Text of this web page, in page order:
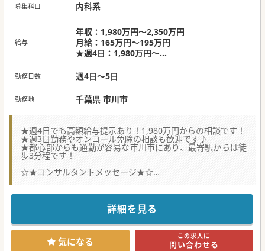
募集科目 内科系
給与
年収：1,980万円～2,350万円
月給：165万円～195万円
★週4日：1,980万円～
★週5日：2,350万円～
勤務日数 週4日～5日
勤務地 千葉県 市川市
★週4日でも高額給与提示あり！1,980万円からの相談です！
★週3日勤務やオンコール免除の相談も歓迎です♪
★都心部からも通勤が容易な市川市にあり、最寄駅からは徒
歩3分程です！
☆★コンサルタントメッセージ★☆
2025年5月に開院したばかりのクリニックです。しかし、法
おり、
黒字経営で大きく成長しています。
特筆すべきは法人全体で取り組んでいる「働きやすさ革命」
です。時短勤務、週3日常勤換算、高年収、昇給などなど
様々な制度で各々のライフステージに合わせ働く医師を支え
詳細を見る
気になる この求人に
問い合わせる